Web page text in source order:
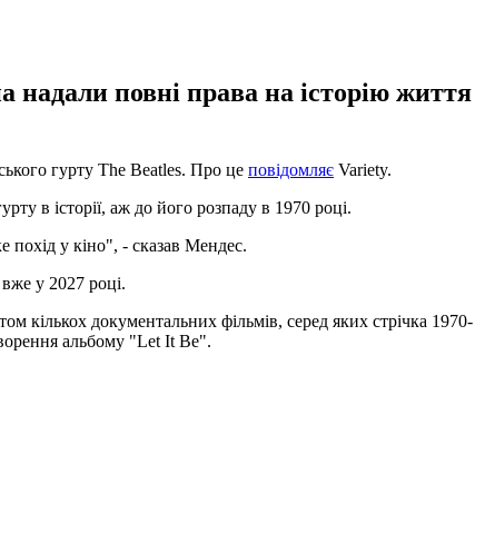
повні права на історію життя
гурту The Beatles. Про це повідомляє Variety.
в історії, аж до його розпаду в 1970 році.
похід у кіно", - сказав Мендес.
у 2027 році.
кількох документальних фільмів, серед яких стрічка 1970-
альбому "Let It Be".